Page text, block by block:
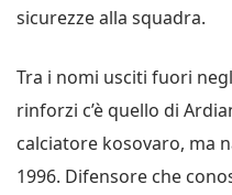
sicurezze alla squadra.
Tra i nomi usciti fuori
rinforzi c’è quello di
calciatore kosovaro, ma
1996. Difensore che